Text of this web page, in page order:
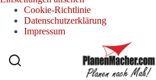
Cookie-Richtlinie
Datenschutzerklärung
Impressum
springen